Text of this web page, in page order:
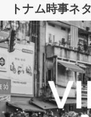
トナム時事ネ